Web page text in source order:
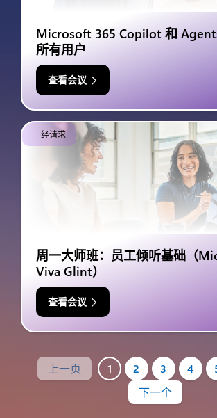
Microsoft 365 Copilot 和
所有用户
查看会议
一经请求
周一大师班：员工倾听基础（
Viva Glint）
查看会议
上一页 1 2 3 4
下一个